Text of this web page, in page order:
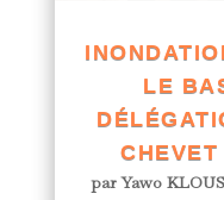
LE
parYawo